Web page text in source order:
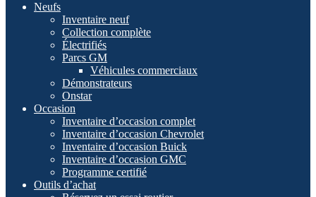
Neufs
Inventaire neuf
Collection complète
Électrifiés
Parcs GM
Véhicules commerciaux
Démonstrateurs
Onstar
Occasion
Inventaire d’occasion complet
Inventaire d’occasion Chevrolet
Inventaire d’occasion Buick
Inventaire d’occasion GMC
Programme certifié
Outils d’achat